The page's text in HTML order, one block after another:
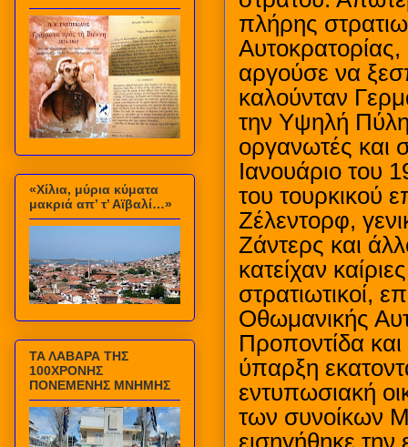
πλήρης
αργούσε να
καλούνταν
την Υψηλή
οργανωτές και
Ιανουάριο του
του τουρκικού
Ζέλεντορφ,
Ζάντερς και
κατείχαν
στρατιωτικοί,
Οθωμανικής
Προποντίδα
ύπαρξη
εντυπωσιακή
των συνοίκων
εισηγήθηκε
«Χίλια, μύρια κύματα
μακριά απ’ τ’ Αϊβαλί…»
ΤΑ ΛΑΒΑΡΑ ΤΗΣ
100ΧΡΟΝΗΣ
ΠΟΝΕΜΕΝΗΣ ΜΝΗΜΗΣ